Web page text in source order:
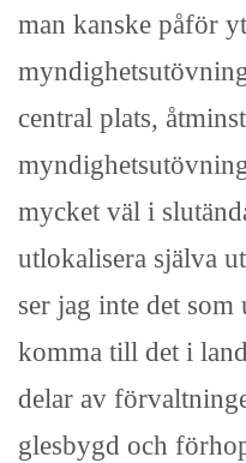
man kanske påför
central plats,
mycket väl i
utlokalisera själva
ser jag inte det
komma till det i
delar av
glesbygd och